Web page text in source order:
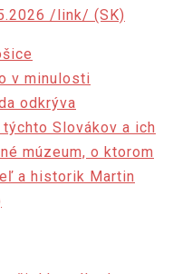
/link/ (SK)
v minulosti
odkrýva
Slovákov a ich
múzeum, o ktorom
a historik Martin